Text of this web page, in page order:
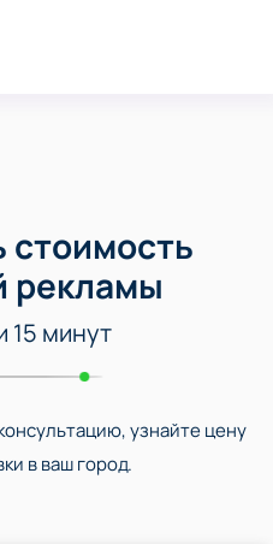
стоимость
рекламы
15 минут
узнайте цену
в ваш город.